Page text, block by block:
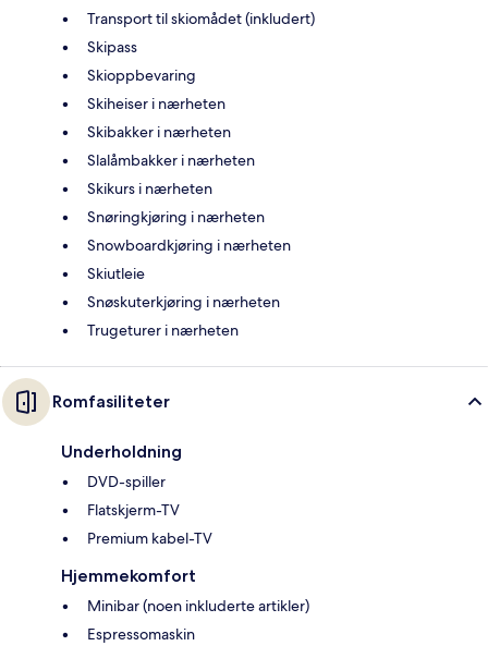
Transport til skiomådet (inkludert)
Skipass
Skioppbevaring
Skiheiser i nærheten
Skibakker i nærheten
Slalåmbakker i nærheten
Skikurs i nærheten
Snøringkjøring i nærheten
Snowboardkjøring i nærheten
Skiutleie
Snøskuterkjøring i nærheten
Trugeturer i nærheten
Romfasiliteter
Underholdning
DVD-spiller
Flatskjerm-TV
Premium kabel-TV
Hjemmekomfort
Minibar (noen inkluderte artikler)
Espressomaskin